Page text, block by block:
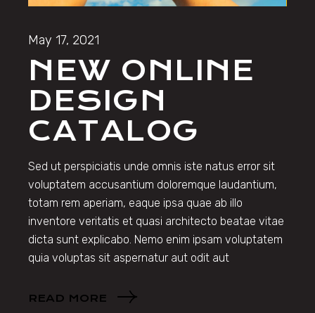
May 17, 2021
NEW ONLINE
DESIGN
CATALOG
Sed ut perspiciatis unde omnis iste natus error sit
voluptatem accusantium doloremque laudantium,
totam rem aperiam, eaque ipsa quae ab illo
inventore veritatis et quasi architecto beatae vitae
dicta sunt explicabo. Nemo enim ipsam voluptatem
quia voluptas sit aspernatur aut odit aut
READ MORE